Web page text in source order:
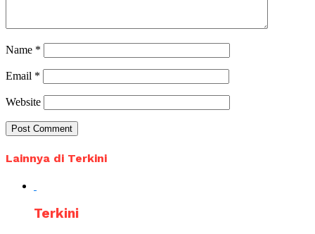
Name *
Email *
Website
Lainnya di Terkini
Terkini